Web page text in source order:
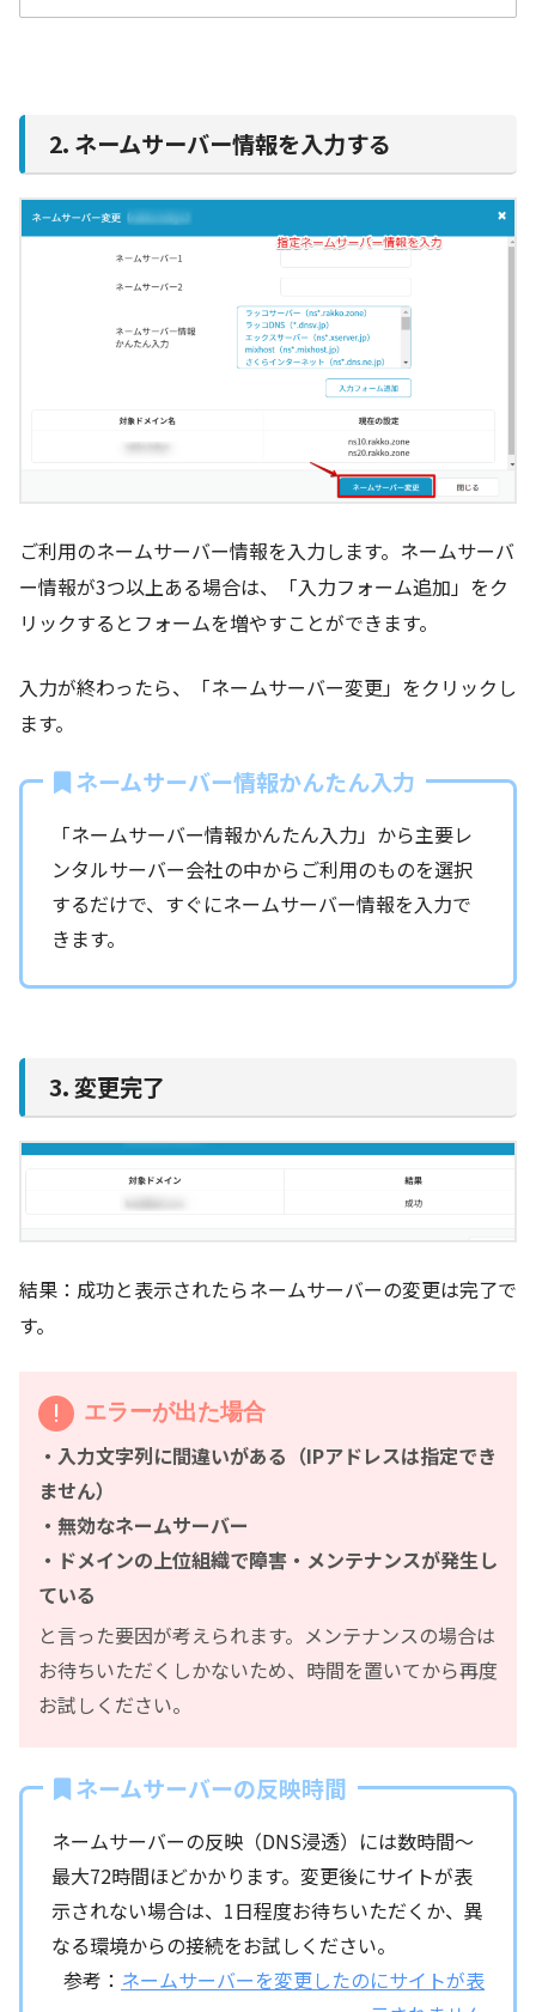
2. ネームサーバー情報を入力する
ご利用のネームサーバー情報を入力します。ネームサーバ
ー情報が3つ以上ある場合は、「入力フォーム追加」をク
リックするとフォームを増やすことができます。
入力が終わったら、「ネームサーバー変更」をクリックし
ます。
ネームサーバー情報かんたん入力
「ネームサーバー情報かんたん入力」から主要レ
ンタルサーバー会社の中からご利用のものを選択
するだけで、すぐにネームサーバー情報を入力で
きます。
3. 変更完了
結果：成功と表示されたらネームサーバーの変更は完了で
す。
エラーが出た場合
・入力文字列に間違いがある（IPアドレスは指定でき
ません）
・無効なネームサーバー
・ドメインの上位組織で障害・メンテナンスが発生し
ている
と言った要因が考えられます。メンテナンスの場合は
お待ちいただくしかないため、時間を置いてから再度
お試しください。
ネームサーバーの反映時間
ネームサーバーの反映（DNS浸透）には数時間～
最大72時間ほどかかります。変更後にサイトが表
示されない場合は、1日程度お待ちいただくか、異
なる環境からの接続をお試しください。
参考： ネームサーバーを変更したのにサイトが表